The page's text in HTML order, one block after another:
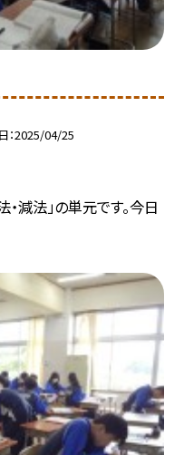
2025/04/25
・減法」の単元です。今日